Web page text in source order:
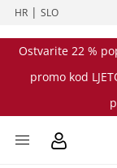
HR |SLO
Ostvarite 22 %
promo kod